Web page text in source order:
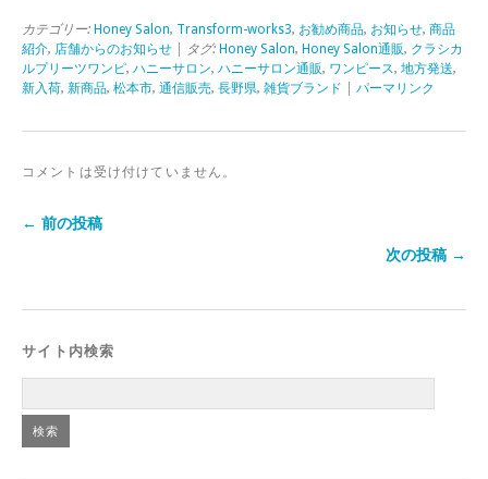
カテゴリー: Honey Salon, Transform-works3, お勧め商品, お知らせ, 商品
紹介, 店舗からのお知らせ | タグ: Honey Salon, Honey Salon通販, クラシカ
ルプリーツワンピ, ハニーサロン, ハニーサロン通販, ワンピース, 地方発送,
新入荷, 新商品, 松本市, 通信販売, 長野県, 雑貨ブランド パーマリンク
コメントは受け付けていません。
← 前の投稿
次の投稿 →
サイト内検索